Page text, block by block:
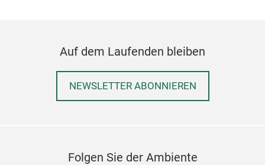
Auf dem Laufenden bleiben
NEWSLETTER ABONNIEREN
Folgen Sie der Ambiente